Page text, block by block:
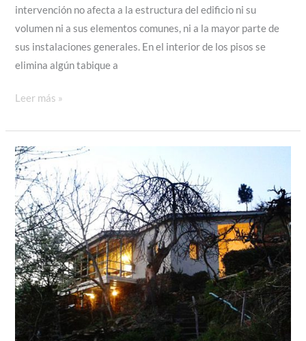
intervención no afecta a la estructura del edificio ni su
volumen ni a sus elementos comunes, ni a la mayor parte de
sus instalaciones generales. En el interior de los pisos se
elimina algún tabique a
EDIFICIO
3
Leer más »